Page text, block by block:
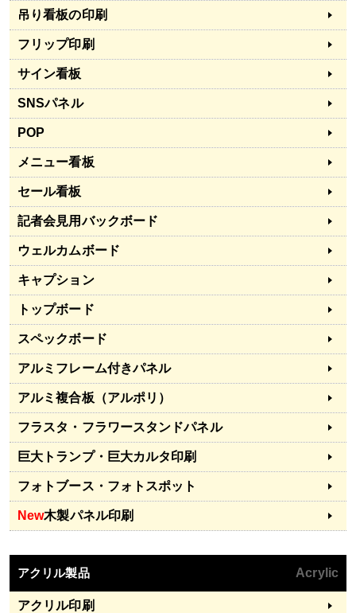
吊り看板の印刷
フリップ印刷
サイン看板
SNSパネル
POP
メニュー看板
セール看板
記者会見用バックボード
ウェルカムボード
キャプション
トップボード
スペックボード
アルミフレーム付きパネル
アルミ複合板（アルポリ）
フラスタ・フラワースタンドパネル
巨大トランプ・巨大カルタ印刷
フォトブース・フォトスポット
New木製パネル印刷
アクリル製品 Acrylic
アクリル印刷